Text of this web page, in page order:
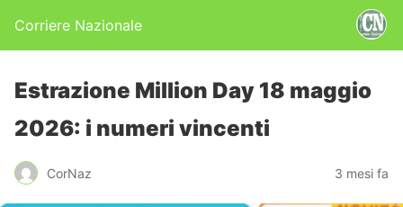
Corriere Nazionale
Estrazione Million Day 18 maggio
2026: i numeri vincenti
CorNaz 3 mesi fa